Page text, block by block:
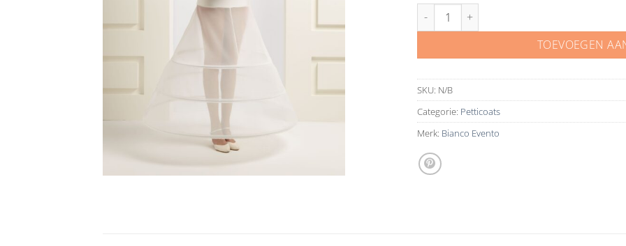
Bianco Evento petticoat H10-320 aantal
TOEVOEGEN
SKU: N/B
Categorie: Petticoats
Merk: Bianco Evento